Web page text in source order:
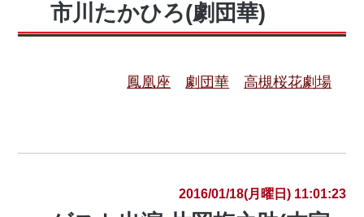
市川たかひろ(劇団華)
鳳凰座 劇団華 高槻桜花劇場
2016/01/18(月曜日) 11:01:23